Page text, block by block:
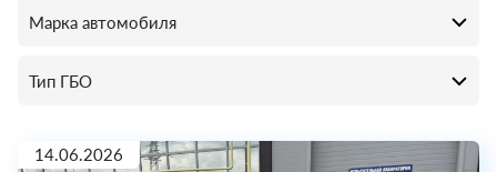
14.06.2026